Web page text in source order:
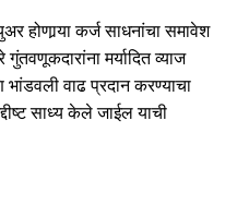
होणार्‍या कर्ज साधनांचा समावेश
मर्यादित व्याज
वाढ प्रदान करण्याचा
साध्य केले जाईल याची